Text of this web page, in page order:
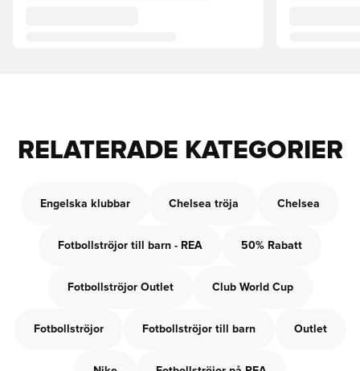
RELATERADE KATEGORIER
Engelska klubbar Chelsea tröja Chelsea
Fotbollströjor till barn - REA 50% Rabatt
Fotbollströjor Outlet Club World Cup
Fotbollströjor Fotbollströjor till barn Outlet